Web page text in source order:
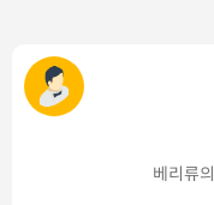
베리류